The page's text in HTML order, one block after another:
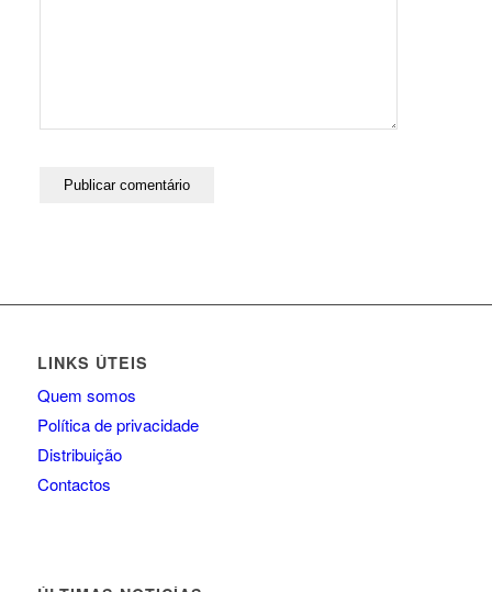
LINKS ÚTEIS
Quem somos
Política de privacidade
Distribuição
Contactos